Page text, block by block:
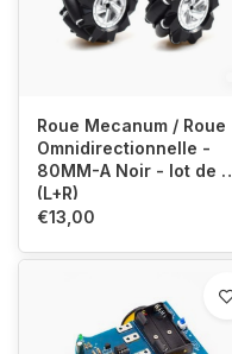
Roue Mecanum / Roue
Omnidirectionnelle -
80MM-A Noir - lot de 2
(L+R)
€13,00